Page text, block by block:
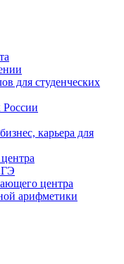
для студенческих
карьера для
центра
арифметики